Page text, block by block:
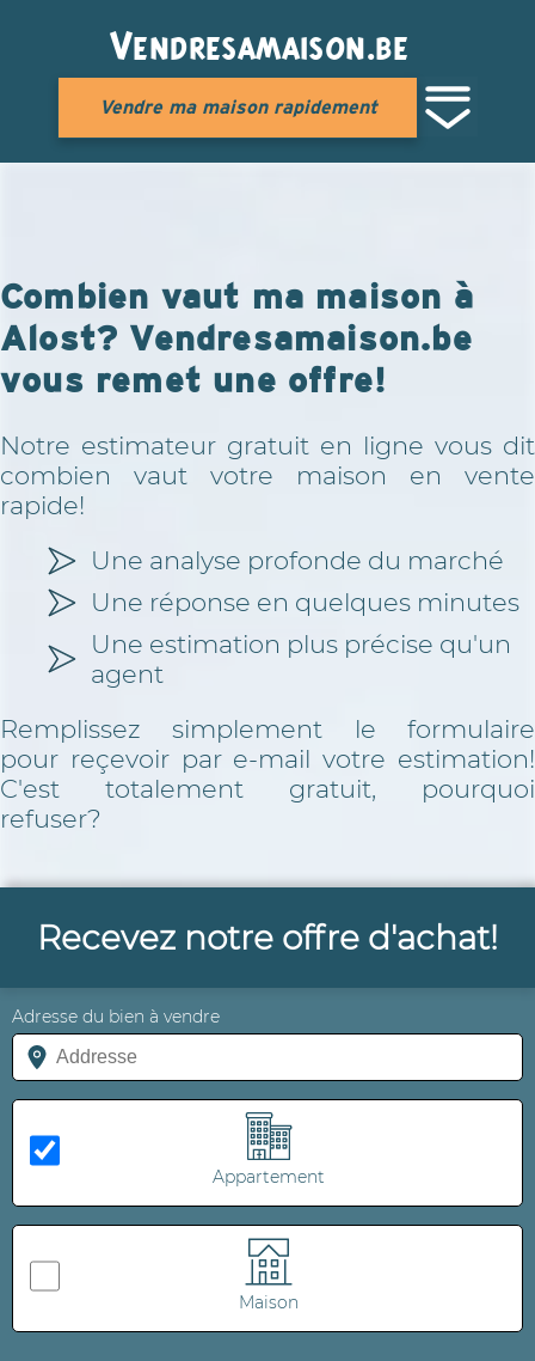
Vendresamaison.be
Vendre ma maison rapidement
Combien vaut ma maison à
Alost? Vendresamaison.be
vous remet une offre!
Notre estimateur gratuit en ligne vous dit
combien vaut votre maison en vente
rapide!
Une analyse profonde du marché
Une réponse en quelques minutes
Une estimation plus précise qu'un
agent
Remplissez simplement le formulaire
pour reçevoir par e-mail votre estimation!
C'est totalement gratuit, pourquoi
refuser?
Recevez notre offre d'achat!
Adresse du bien à vendre
Appartement
Maison